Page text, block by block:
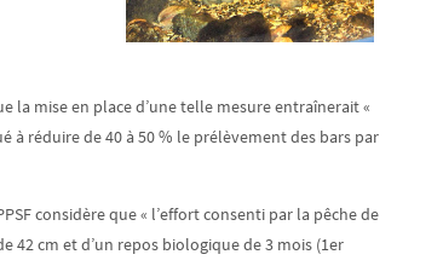
la mise en place d’une telle mesure entraînerait «
à réduire de 40 à 50 % le prélèvement des bars par
considère que « l’effort consenti par la pêche de
42 cm et d’un repos biologique de 3 mois (1er